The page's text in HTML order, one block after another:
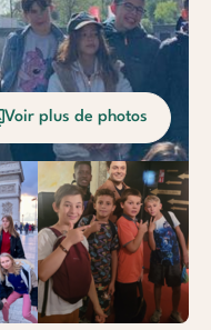
Voir plus de photos